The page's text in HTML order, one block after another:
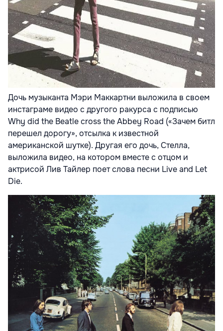
Дочь музыканта Мэри Маккартни выложила в своем
инстаграме видео с другого ракурса с подписью
Why did the Beatle cross the Abbey Road («Зачем битл
перешел дорогу», отсылка к известной
американской шутке). Другая его дочь, Стелла,
выложила видео, на котором вместе с отцом и
актрисой Лив Тайлер поет слова песни Live and Let
Die.